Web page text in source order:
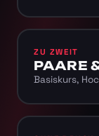
ZU ZWEIT
PAARE
Basiskurs,